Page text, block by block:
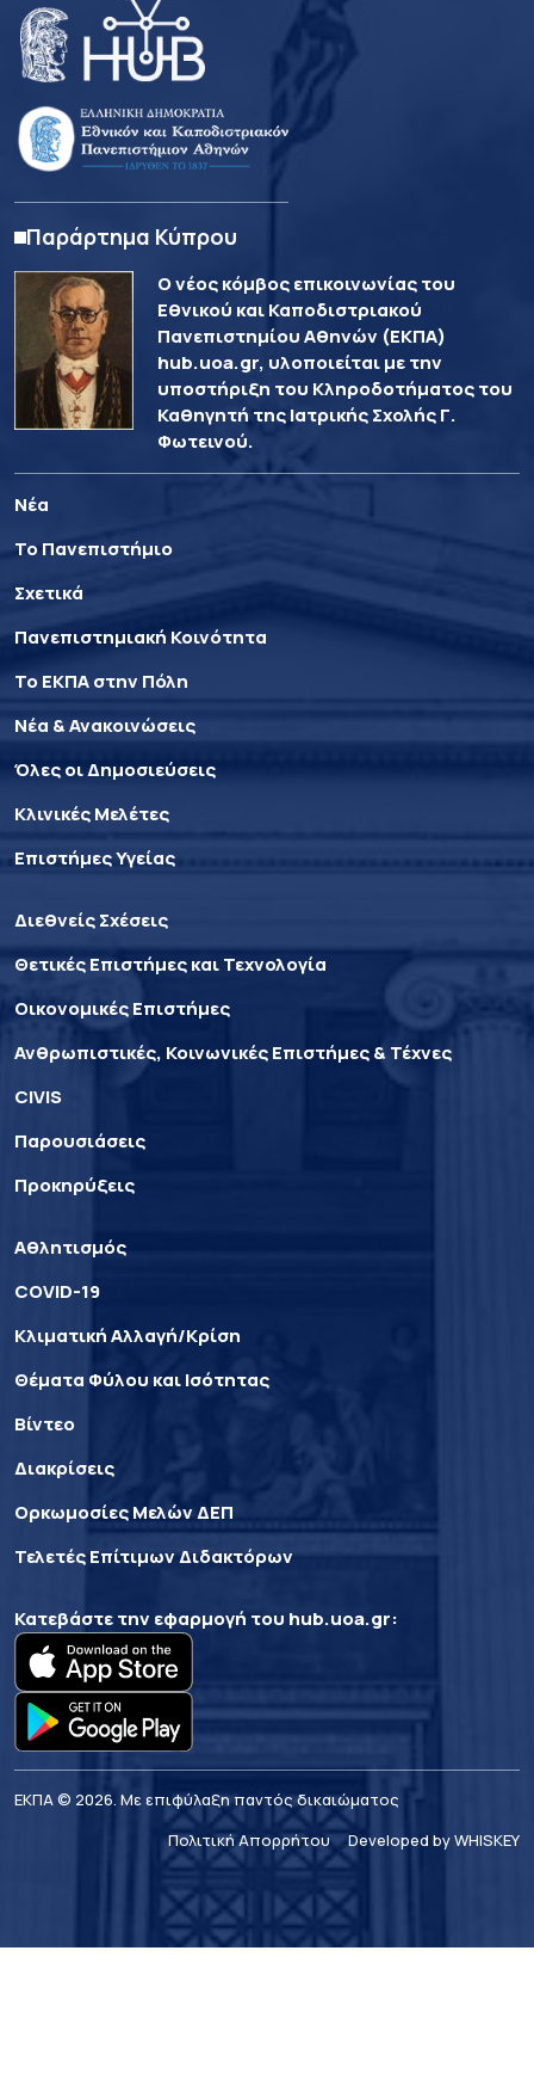
Παράρτημα Κύπρου
Ο νέος κόμβος επικοινωνίας του
Εθνικού και Καποδιστριακού
Πανεπιστημίου Αθηνών (ΕΚΠΑ)
hub.uoa.gr, υλοποιείται με την
υποστήριξη του Κληροδοτήματος του
Καθηγητή της Ιατρικής Σχολής Γ.
Φωτεινού.
Νέα
Το Πανεπιστήμιο
Σχετικά
Πανεπιστημιακή Κοινότητα
Το ΕΚΠΑ στην Πόλη
Νέα & Ανακοινώσεις
Όλες οι Δημοσιεύσεις
Κλινικές Μελέτες
Επιστήμες Υγείας
Διεθνείς Σχέσεις
Θετικές Επιστήμες και Τεχνολογία
Οικονομικές Επιστήμες
Ανθρωπιστικές, Κοινωνικές Επιστήμες & Τέχνες
CIVIS
Παρουσιάσεις
Προκηρύξεις
Αθλητισμός
COVID-19
Κλιματική Αλλαγή/Κρίση
Θέματα Φύλου και Ισότητας
Βίντεο
Διακρίσεις
Ορκωμοσίες Μελών ΔΕΠ
Τελετές Επίτιμων Διδακτόρων
Κατεβάστε την εφαρμογή του hub.uoa.gr:
ΕΚΠΑ © 2026. Με επιφύλαξη παντός δικαιώματος
Πολιτική Απορρήτου
Developed by WHISKEY